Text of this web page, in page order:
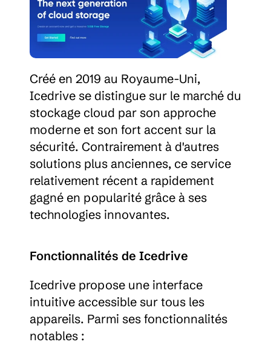
Créé en 2019 au Royaume-Uni,
Icedrive se distingue sur le marché du
stockage cloud par son approche
moderne et son fort accent sur la
sécurité. Contrairement à d'autres
solutions plus anciennes, ce service
relativement récent a rapidement
gagné en popularité grâce à ses
technologies innovantes.
Fonctionnalités de Icedrive
Icedrive propose une interface
intuitive accessible sur tous les
appareils. Parmi ses fonctionnalités
notables :